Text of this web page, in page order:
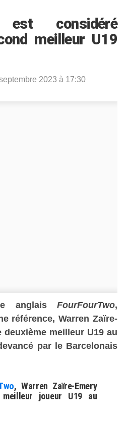
est considéré
meilleur U19
2023 à 17:30
anglaisFourFourTwo,
référence, Warren Zaïre-
deuxième meilleur U19 au
par le Barcelonais
, Warren Zaïre-Emery
joueur U19 au